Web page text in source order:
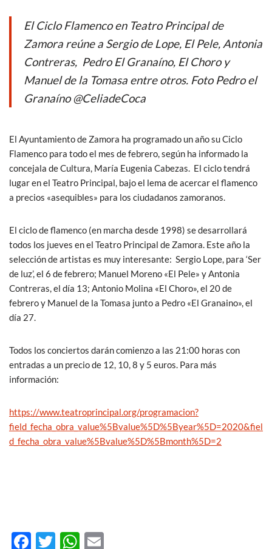
e
b
o
o
k
itt
er
at
s
A
p
p
ail
El Ciclo Flamenco en Teatro Principal de
Zamora reúne a Sergio de Lope, El Pele, Antonia
Contreras, Pedro El Granaíno, El Choro y
Manuel de la Tomasa entre otros. Foto Pedro el
Granaíno @CeliadeCoca
El Ayuntamiento de Zamora ha programado un año su Ciclo
Flamenco para todo el mes de febrero, según ha informado la
concejala de Cultura, María Eugenia Cabezas. El ciclo tendrá
lugar en el Teatro Principal, bajo el lema de acercar el flamenco
a precios «asequibles» para los ciudadanos zamoranos.
El ciclo de flamenco (en marcha desde 1998) se desarrollará
todos los jueves en el Teatro Principal de Zamora. Este año la
selección de artistas es muy interesante: Sergio Lope, para ‘Ser
de luz’, el 6 de febrero; Manuel Moreno «El Pele» y Antonia
Contreras, el día 13; Antonio Molina «El Choro», el 20 de
febrero y Manuel de la Tomasa junto a Pedro «El Granaino», el
día 27.
Todos los conciertos darán comienzo a las 21:00 horas con
entradas a un precio de 12, 10, 8 y 5 euros. Para más
información:
https://www.teatroprincipal.org/programacion?
field_fecha_obra_value%5Bvalue%5D%5Byear%5D=2020&fiel
d_fecha_obra_value%5Bvalue%5D%5Bmonth%5D=2
F
T
W